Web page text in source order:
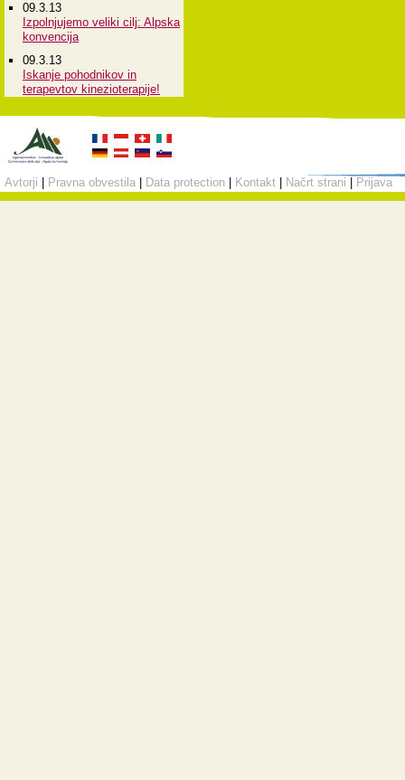
09.3.13
Izpolnjujemo veliki cilj: Alpska
konvencija
09.3.13
Iskanje pohodnikov in
terapevtov kinezioterapije!
Avtorji Pravna obvestila Data protection Kontakt Načrt strani Prijava